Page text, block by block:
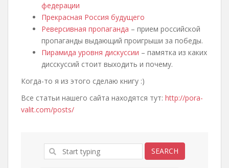
федерации
Прекрасная Россия будущего
Реверсивная пропаганда – прием российской
пропаганды выдающий проигрыши за победы.
Пирамида уровня дискуссии – памятка из каких
дисскуссий стоит выходить и почему.
Когда-то я из этого сделаю книгу :)
Все статьи нашего сайта находятся тут: http://pora-
valit.com/posts/